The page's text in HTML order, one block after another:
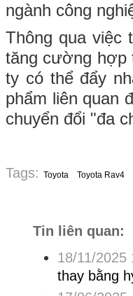
ngành công
Thông qua việc
tăng cường hợp
ty có thể đẩy
phẩm liên quan
chuyển đổi "đa
Tags: Toyota Toyota Rav4
Tin liên quan:
18/11/2025
thay bằng